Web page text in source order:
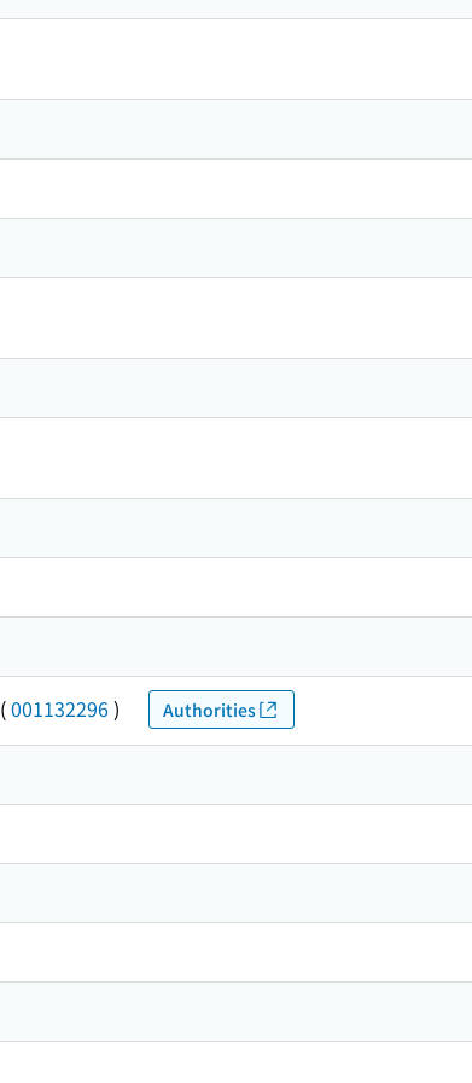
(001132296) Authorities